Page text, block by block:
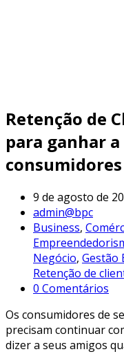
Retenção de
para ganhar
consumidores
9 de agosto de
admin@bpc
Business,
Negócio, Gestão
Retenção de
0 Comentários
Os consumidores de
precisam continuar
dizer a seus amigos